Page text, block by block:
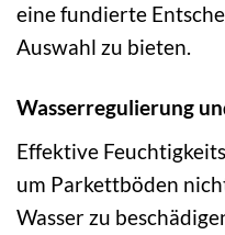
eine fundierte
Auswahl zu bieten.
Wasserregulierung
Effektive
um Parkettböden
Wasser zu